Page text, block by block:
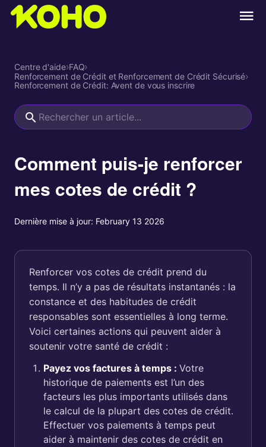
Centre d'aide›FAQ›
Renforcement de Crédit et Renforcement de Crédit Sécurisé›
Renforcement de Crédit: Avent de vous inscrire
Comment puis-je renforcer
mes cotes de crédit ?
Dernière mise à jour: February 13 2026
Renforcer vos cotes de crédit prend du
temps. Il n’y a pas de résultats instantanés : la
constance et des habitudes de crédit
responsables sont essentielles à long terme.
Voici certaines actions qui peuvent aider à
soutenir votre santé de crédit :
Payez vos factures à temps : Votre
historique de paiements est l’un des
facteurs les plus importants utilisés dans
le calcul de la plupart des cotes de crédit.
Effectuer vos paiements à temps peut
aider à maintenir des cotes de crédit en